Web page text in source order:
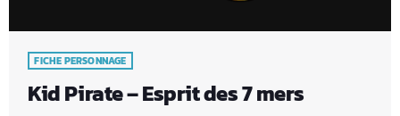
FICHE PERSONNAGE
Kid Pirate – Esprit des 7 mers